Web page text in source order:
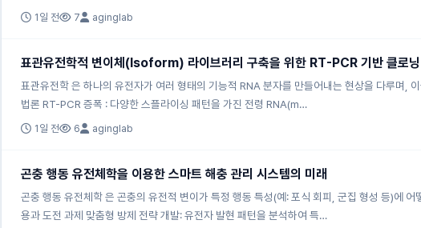
1일 전 7 aginglab
표관유전학적 변이체(Isoform) 라이브러리 구축을 위한 RT-PCR 기반 클로
표관유전학 은 하나의 유전자가 여러 형태의 기능적 RNA 분자를 만들어내는 현상을 다루며
법론 RT-PCR 증폭 : 다양한 스플라이싱 패턴을 가진 전령 RNA(m…
1일 전 6 aginglab
곤충 행동 유전체학을 이용한 스마트 해충 관리 시스템의 미래
곤충 행동 유전체학 은 곤충의 유전적 변이가 특정 행동 특성(예: 포식 회피, 군집 형성 등)에
용과 도전 과제 맞춤형 방제 전략 개발: 유전자 발현 패턴을 분석하여 특…